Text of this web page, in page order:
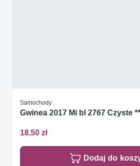
Samochody
Gwinea 2017 Mi bl 2767 Czyste **
18,50 zł
Dodaj do